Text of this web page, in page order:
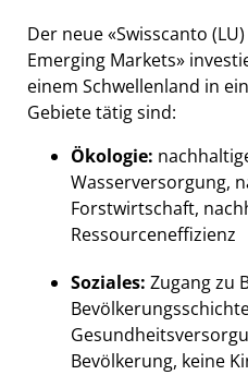
Der neue «Swisscanto
Emerging Markets»
einem Schwellenland in
Gebiete tätig sind:
Ökologie:
Wasserversorgung,
Forstwirtschaft,
Ressourceneffizienz
Soziales: Zugang zu
Bevölkerung, keine